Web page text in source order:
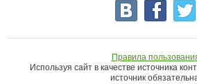
Правила
Используя сайт в качестве источника
источник